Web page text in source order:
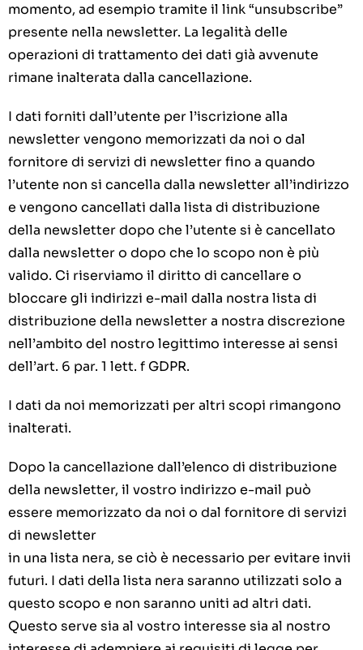
momento, ad esempio tramite il link “unsubscribe”
presente nella newsletter. La legalità delle
operazioni di trattamento dei dati già avvenute
rimane inalterata dalla cancellazione.
I dati forniti dall’utente per l’iscrizione alla
newsletter vengono memorizzati da noi o dal
fornitore di servizi di newsletter fino a quando
l’utente non si cancella dalla newsletter all’indirizzo
e vengono cancellati dalla lista di distribuzione
della newsletter dopo che l’utente si è cancellato
dalla newsletter o dopo che lo scopo non è più
valido. Ci riserviamo il diritto di cancellare o
bloccare gli indirizzi e-mail dalla nostra lista di
distribuzione della newsletter a nostra discrezione
nell’ambito del nostro legittimo interesse ai sensi
dell’art. 6 par. 1 lett. f GDPR.
I dati da noi memorizzati per altri scopi rimangono
inalterati.
Dopo la cancellazione dall’elenco di distribuzione
della newsletter, il vostro indirizzo e-mail può
essere memorizzato da noi o dal fornitore di servizi
di newsletter
in una lista nera, se ciò è necessario per evitare invii
futuri. I dati della lista nera saranno utilizzati solo a
questo scopo e non saranno uniti ad altri dati.
Questo serve sia al vostro interesse sia al nostro